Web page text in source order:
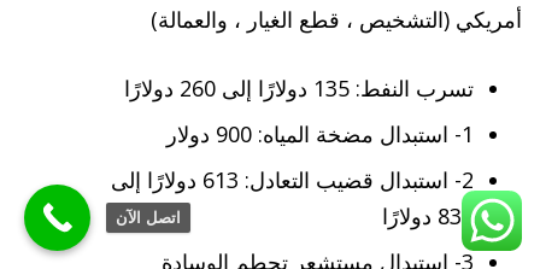
أمريكي (التشخيص ، قطع الغيار ، والعمالة)
تسرب النفط: 135 دولارًا إلى 260 دولارًا
1- استبدال مضخة المياه: 900 دولار
2- استبدال قضيب التعادل: 613 دولارًا إلى
839 دولارًا
3- استبدال مستشعر تحطم الوسادة
اتصل الآن